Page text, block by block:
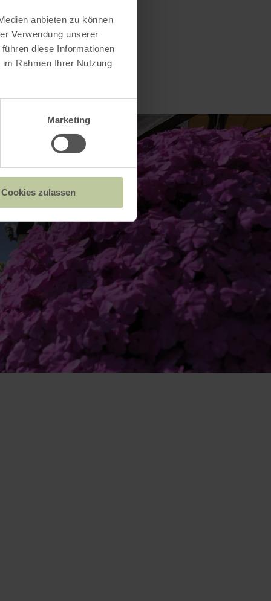
anbieten zu können
Verwendung unserer
diese Informationen
Rahmen Ihrer Nutzung
Marketing
Cookies zulassen